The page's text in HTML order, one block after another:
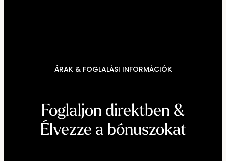
ÁRAK & FOGLALÁSI INFORMÁCIÓK
Foglaljon direktben &
Élvezze a bónuszokat